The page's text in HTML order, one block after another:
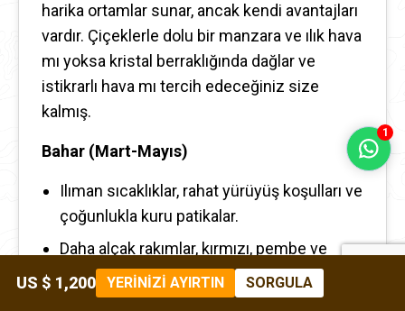
harika ortamlar sunar, ancak kendi avantajları
vardır. Çiçeklerle dolu bir manzara ve ılık hava
mı yoksa kristal berraklığında dağlar ve
istikrarlı hava mı tercih edeceğiniz size
kalmış.
Bahar (Mart-Mayıs)
Ilıman sıcaklıklar, rahat yürüyüş koşulları ve
çoğunlukla kuru patikalar.
Daha alçak rakımlar, kırmızı, pembe ve
beyaz renklerden oluşan bir orman denizi
gibi orman gülleriyle kaplıdır.
US $ 1,200 YERİNİZİ AYIRTIN SORGULA
1